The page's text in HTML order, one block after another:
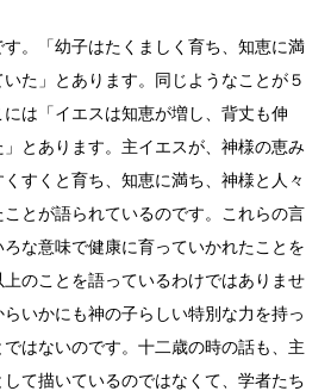
。「幼子はたくましく育ち、知恵に満
た」とあります。同じようなことが５
は「イエスは知恵が増し、背丈も伸
とあります。主イエスが、神様の恵み
すくと育ち、知恵に満ち、神様と人々
とが語られているのです。これらの言
な意味で健康に育っていかれたことを
のことを語っているわけではありませ
いかにも神の子らしい特別な力を持っ
はないのです。十二歳の時の話も、主
て描いているのではなくて、学者たち